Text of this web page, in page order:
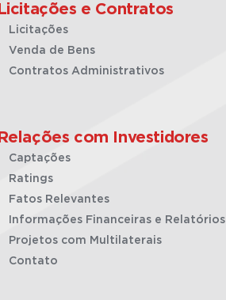
Licitações e Contratos
Licitações
Venda de Bens
Contratos Administrativos
Relações com Investidores
Captações
Ratings
Fatos Relevantes
Informações Financeiras e Relatórios
Projetos com Multilaterais
Contato